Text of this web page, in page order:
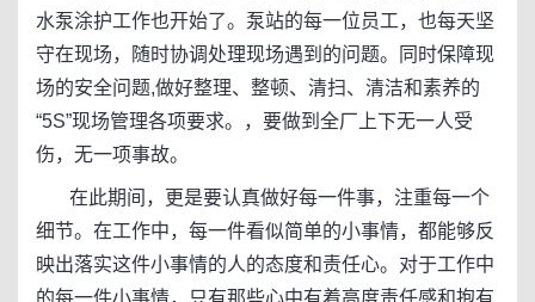
水泵涂护工作也开始了。泵站的每一位员工，也每天坚
守在现场，随时协调处理现场遇到的问题。同时保障现
场的安全问题,做好整理、整顿、清扫、清洁和素养的
“5S”现场管理各项要求。，要做到全厂上下无一人受
伤，无一项事故。
在此期间，更是要认真做好每一件事，注重每一个
细节。在工作中，每一件看似简单的小事情，都能够反
映出落实这件小事情的人的态度和责任心。对于工作中
的每一件小事情，只有那些心中有着高度责任感和抱有